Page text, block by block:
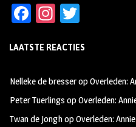
Fa
b
oo
k
In
ag
m
tt
LAATSTE REACTIES
Nelleke de bresseropOverleden:
Peter Tuerlings opOverleden:
Twan de JonghopOverleden: